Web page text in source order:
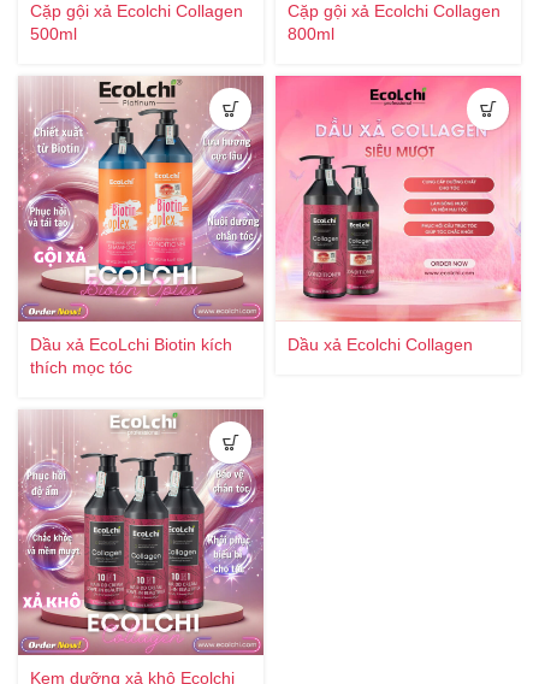
Cặp gội xả Ecolchi Collagen
500ml
Cặp gội xả Ecolchi Collagen
800ml
Dầu xả EcoLchi Biotin kích
thích mọc tóc
Dầu xả Ecolchi Collagen
Kem dưỡng xả khô Ecolchi